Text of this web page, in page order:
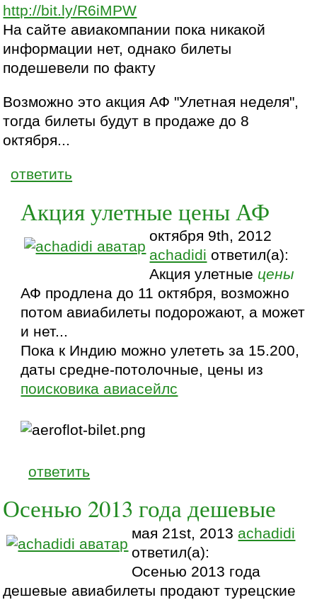
http://bit.ly/R6iMPW
На сайте авиакомпании пока никакой
информации нет, однако билеты
подешевели по факту
Возможно это акция АФ "Улетная неделя",
тогда билеты будут в продаже до 8
октября...
ответить
Акция улетные цены АФ
октября 9th, 2012
achadidi ответил(а):
Акция улетные цены
АФ продлена до 11 октября, возможно
потом авиабилеты подорожают, а может
и нет...
Пока к Индию можно улететь за 15.200,
даты средне-потолочные, цены из
поисковика авиасейлс
ответить
Осенью 2013 года дешевые
мая 21st, 2013 achadidi
ответил(а):
Осенью 2013 года
дешевые авиабилеты продают турецские